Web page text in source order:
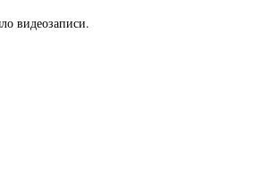
видеозаписи.